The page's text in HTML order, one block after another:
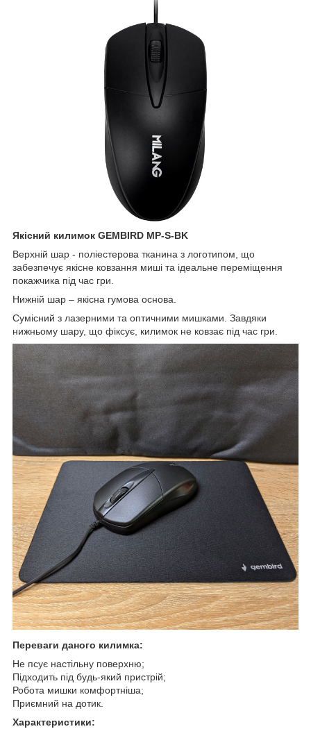
Якісний килимок GEMBIRD MP-S-BK
Верхній шар - поліестерова тканина з логотипом, що
забезпечує якісне ковзання миші та ідеальне переміщення
покажчика під час гри.
Нижній шар – якісна гумова основа.
Сумісний з лазерними та оптичними мишками. Завдяки
нижньому шару, що фіксує, килимок не ковзає під час гри.
Переваги даного килимка:
Не псує настільну поверхню;
Підходить під будь-який пристрій;
Робота мишки комфортніша;
Приємний на дотик.
Характеристики: